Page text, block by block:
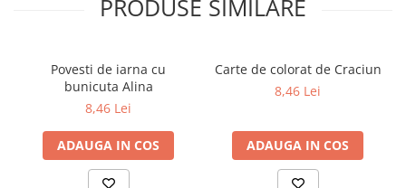
PRODUSE SIMILARE
Povesti de iarna cu
bunicuta Alina
8,46 Lei
ADAUGA IN COS
Carte de colorat de Craciun
8,46 Lei
ADAUGA IN COS